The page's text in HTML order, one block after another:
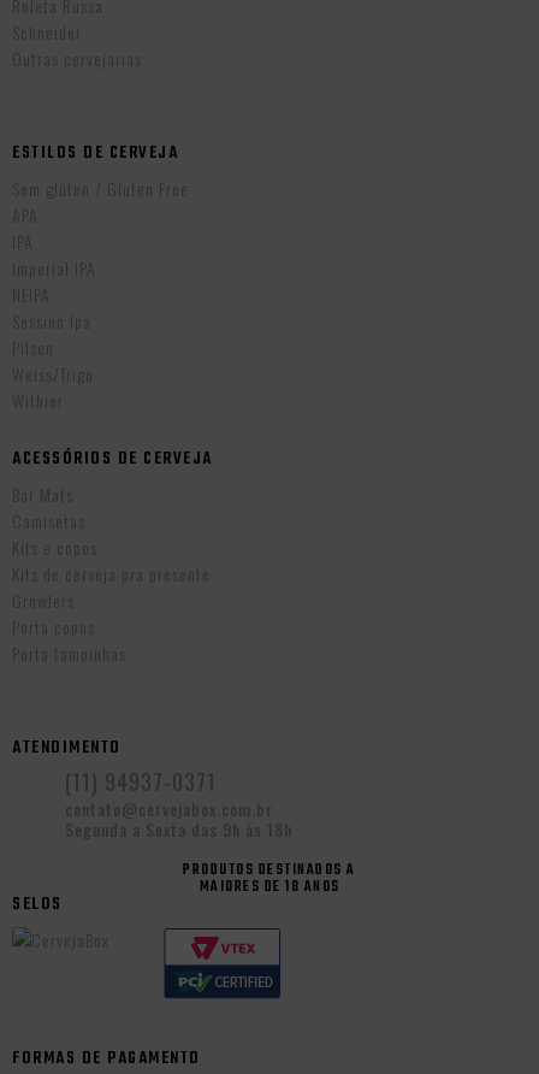
Schneider
Outras cervejarias
ESTILOS DE CERVEJA
Sem glúten / Gluten Free
APA
IPA
Imperial IPA
NEIPA
Session Ipa
Pilsen
Weiss/Trigo
Witbier
ACESSÓRIOS DE CERVEJA
Bar Mats
Camisetas
Kits e copos
Kits de cerveja pra presente
Growlers
Porta copos
Porta tampinhas
ATENDIMENTO
(11) 94937-0371
contato@cervejabox.com.br
Segunda a Sexta das 9h às 18h
PRODUTOS DESTINADOS A
MAIORES DE 18 ANOS
SELOS
FORMAS DE PAGAMENTO